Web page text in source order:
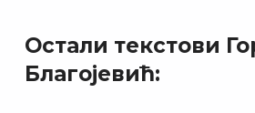
Остали текстови
Благојевић: